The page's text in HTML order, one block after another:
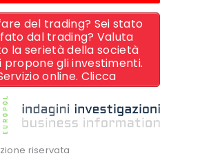
del trading? Sei stato
dal trading? Valuta
la serietà della società
propone gli investimenti.
online. Clicca
riservata